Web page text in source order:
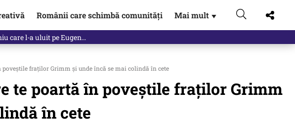
Românii care schimbă comunități Mai mult ▼
lui Bogdan Chirieac
poveștile fraților Grimm și unde încă se mai colindă în cete
te poartă în poveștile fraților Grimm
în cete